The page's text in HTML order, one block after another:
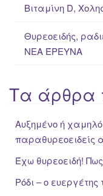
Βιταμίνη D,
Θυρεοειδής,
ΝΕΑ ΈΡΕΥΝΑ
Τα άρθρα
Αυξημένο ή χαμηλό
παραθυρεοειδείς
Έχω θυρεοειδή!
Ρόδι – ο